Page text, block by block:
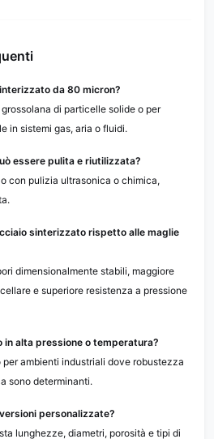
da 80 micron?
di particelle solide o per
in sistemi gas, aria o fluidi.
essere pulita e riutilizzata?
con pulizia ultrasonica o chimica,
sinterizzato rispetto alle maglie
dimensionalmente stabili, maggiore
e superiore resistenza a pressione
alta pressione o temperatura?
ambienti industriali dove robustezza
sono determinanti.
personalizzate?
lunghezze, diametri, porosità e tipi di